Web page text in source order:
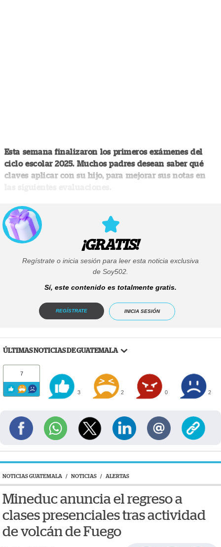
Esta semana finalizaron los primeros exámenes del
ciclo escolar 2025. Muchos padres desean saber qué
claves aplicar con su hijo, para mejorar sus notas en
¡GRATIS!
Regístrate o inicia sesión para leer esta noticia exclusiva
de Soy502.
Sí, este contenido es totalmente gratis.
REGÍSTRATE INICIA SESIÓN
ÚLTIMAS NOTICIAS DE GUATEMALA
7
3 2 0 2
NOTICIAS GUATEMALA / NOTICIAS / ALERTAS
Mineduc anuncia el regreso a
clases presenciales tras actividad
de volcán de Fuego